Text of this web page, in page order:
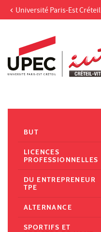
Aller au contenu
Accès directs
Recherche
Navigation secondaire
Université Paris-Est Créteil
BUT
LICENCES
PROFESSIONNELLES
DU ENTREPRENEUR
TPE
ALTERNANCE
SPORTIFS ET